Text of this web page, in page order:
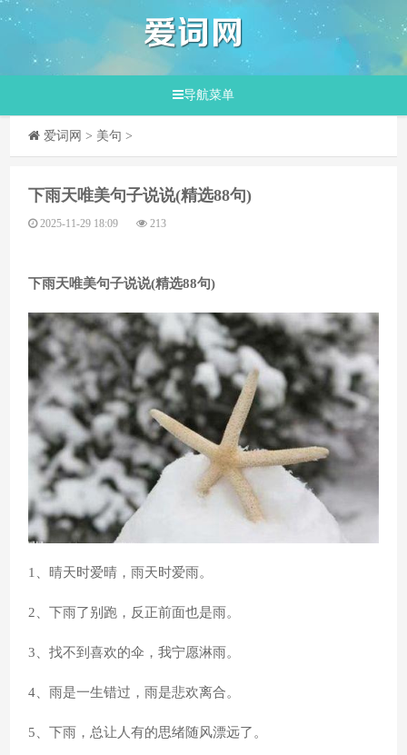
导航菜单
爱词网 > 美句 >
​下雨天唯美句子说说(精选88句)
2025-11-29 18:09 213
下雨天唯美句子说说(精选88句)
1、晴天时爱晴，雨天时爱雨。
2、下雨了别跑，反正前面也是雨。
3、找不到喜欢的伞，我宁愿淋雨。
4、雨是一生错过，雨是悲欢离合。
5、下雨，总让人有的思绪随风漂远了。